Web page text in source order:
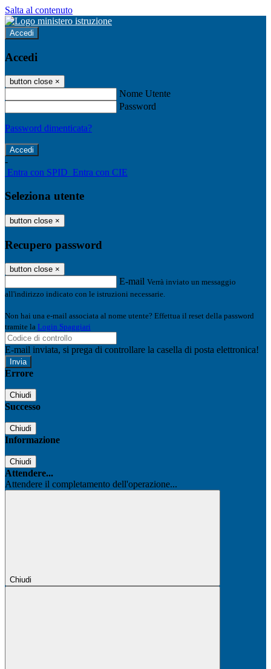
Salta al contenuto
Accedi
Accedi
button close ×
Nome Utente
Password
Password dimenticata?
-
Entra con SPID Entra con CIE
Seleziona utente
button close ×
Recupero password
button close ×
E-mail Verrà inviato un messaggio
all'indirizzo indicato con le istruzioni necessarie.
Non hai una e-mail associata al nome utente? Effettua il reset della password
tramite la Login Spaggiari
E-mail inviata, si prega di controllare la casella di posta elettronica!
Errore
Chiudi
Successo
Chiudi
Informazione
Chiudi
Attendere...
Attendere il completamento dell'operazione...
Chiudi